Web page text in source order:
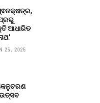
ଆଧାରିତ
25, 2025
ଉତ୍ସବ